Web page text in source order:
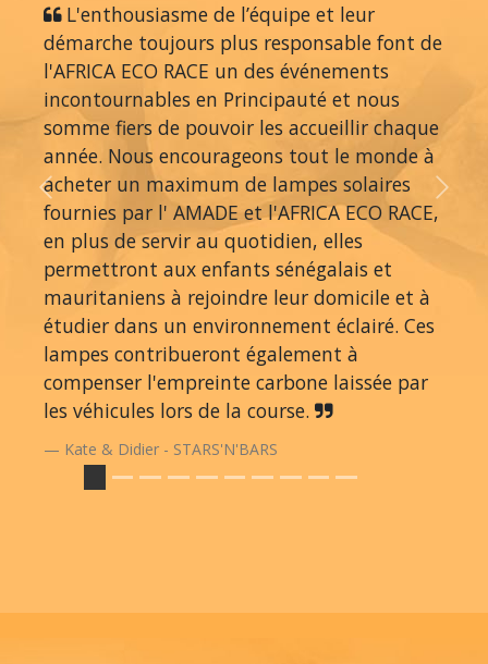
L'enthousiasme de l’équipe et leur
démarche toujours plus responsable font de
l'AFRICA ECO RACE un des événements
incontournables en Principauté et nous
somme fiers de pouvoir les accueillir chaque
année. Nous encourageons tout le monde à
acheter un maximum de lampes solaires
fournies par l' AMADE et l'AFRICA ECO RACE,
en plus de servir au quotidien, elles
permettront aux enfants sénégalais et
mauritaniens à rejoindre leur domicile et à
étudier dans un environnement éclairé. Ces
lampes contribueront également à
compenser l'empreinte carbone laissée par
les véhicules lors de la course.
Kate & Didier - STARS'N'BARS
Previous Next